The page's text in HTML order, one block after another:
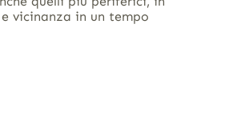
vicinanza in un tempo